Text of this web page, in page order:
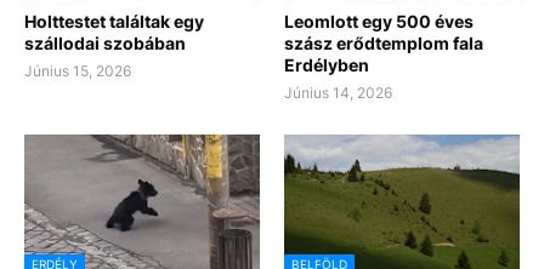
Holttestet találtak egy
szállodai szobában
Június 15, 2026
Leomlott egy 500 éves
szász erődtemplom fala
Erdélyben
Június 14, 2026
ERDÉLY BELFÖLD